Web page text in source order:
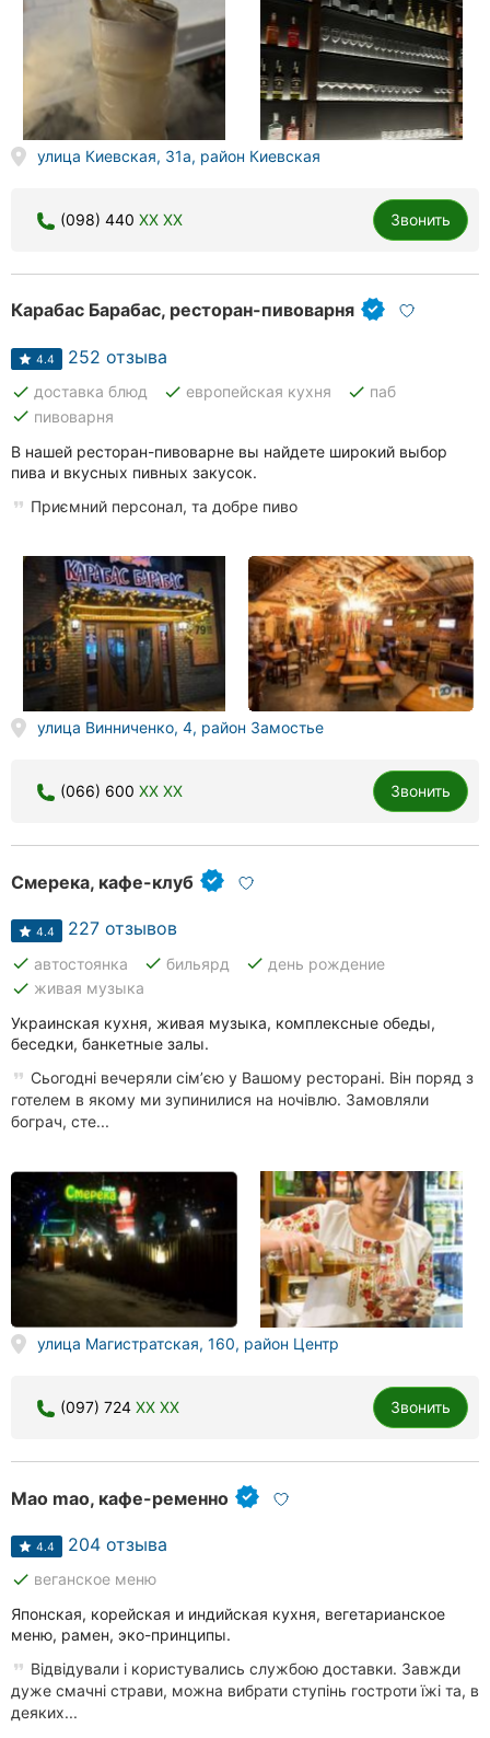
улица Киевская, 31а, район Киевская
(098) 440 XX XX Звонить
Карабас Барабас, ресторан-пивоварня
4.4 252 отзыва
done доставка блюд done европейская кухня done паб
done пивоварня
В нашей ресторан-пивоварне вы найдете широкий выбор
пива и вкусных пивных закусок.
Приємний персонал, та добре пиво
улица Винниченко, 4, район Замостье
(066) 600 XX XX Звонить
Смерека, кафе-клуб
4.4 227 отзывов
done автостоянка done бильярд done день рождение
done живая музыка
Украинская кухня, живая музыка, комплексные обеды,
беседки, банкетные залы.
Сьогодні вечеряли сімʼєю у Вашому ресторані. Він поряд з
готелем в якому ми зупинилися на ночівлю. Замовляли
бограч, сте...
улица Магистратская, 160, район Центр
(097) 724 XX XX Звонить
Mao mao, кафе-ременно
4.4 204 отзыва
done веганское меню
Японская, корейская и индийская кухня, вегетарианское
меню, рамен, эко-принципы.
Відвідували і користувались службою доставки. Завжди
дуже смачні страви, можна вибрати ступінь гостроти їжі та, в
деяких...